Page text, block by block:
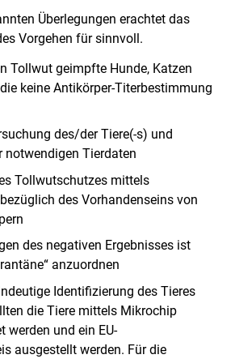
Überlegungen erachtet das
Vorgehen für sinnvoll.
Tollwut geimpfte Hunde, Katzen
keine Antikörper-Titerbestimmung
des/der Tiere(-s) und
notwendigen Tierdaten
Tollwutschutzes mittels
des Vorhandenseins von
des negativen Ergebnisses ist
anzuordnen
Identifizierung des Tieres
die Tiere mittels Mikrochip
werden und ein EU-
ausgestellt werden. Für die